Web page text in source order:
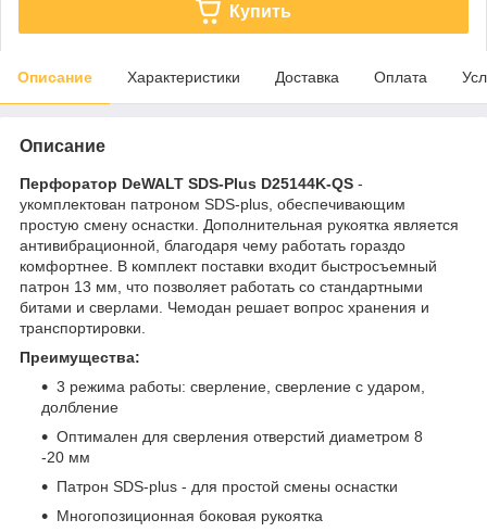
Купить
Описание Характеристики Доставка Оплата
Описание
Перфоратор DeWALT SDS-Plus D25144K-QS -
укомплектован патроном SDS-plus, обеспечивающим
простую смену оснастки. Дополнительная рукоятка является
антивибрационной, благодаря чему работать гораздо
комфортнее. В комплект поставки входит быстросъемный
патрон 13 мм, что позволяет работать со стандартными
битами и сверлами. Чемодан решает вопрос хранения и
транспортировки.
Преимущества:
3 режима работы: сверление, сверление с ударом,
долбление
Оптимален для сверления отверстий диаметром 8
-20 мм
Патрон SDS-plus - для простой смены оснастки
Многопозиционная боковая рукоятка